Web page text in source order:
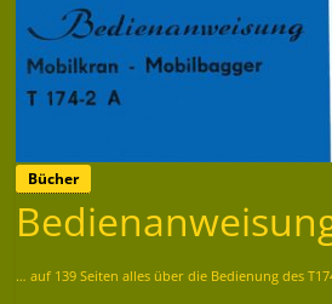
Bücher
… auf 139 Seiten alles über die Bedienung des